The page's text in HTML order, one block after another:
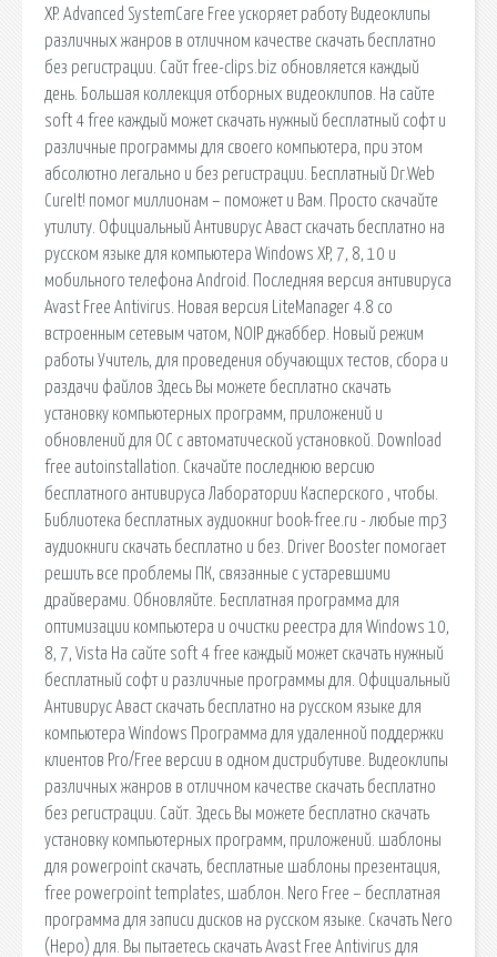
XP. Advanced SystemCare Free ускоряет работу Видеоклипы
различных жанров в отличном качестве скачать бесплатно
без регистрации. Сайт free-clips.biz обновляется каждый
день. Большая коллекция отборных видеоклипов. На сайте
soft 4 free каждый может скачать нужный бесплатный софт и
различные программы для своего компьютера, при этом
абсолютно легально и без регистрации. Бесплатный Dr.Web
CureIt! помог миллионам – поможет и Вам. Просто скачайте
утилиту. Официальный Антивирус Аваст скачать бесплатно на
русском языке для компьютера Windows XP, 7, 8, 10 и
мобильного телефона Android. Последняя версия антивируса
Avast Free Antivirus. Новая версия LiteManager 4.8 со
встроенным сетевым чатом, NOIP джаббер. Новый режим
работы Учитель, для проведения обучающих тестов, сбора и
раздачи файлов Здесь Вы можете бесплатно скачать
установку компьютерных программ, приложений и
обновлений для ОС с автоматической установкой. Download
free autoinstallation. Скачайте последнюю версию
бесплатного антивируса Лаборатории Касперского , чтобы.
Библиотека бесплатных аудиокниг book-free.ru - любые mp3
аудиокниги скачать бесплатно и без. Driver Booster помогает
решить все проблемы ПК, связанные с устаревшими
драйверами. Обновляйте. Бесплатная программа для
оптимизации компьютера и очистки реестра для Windows 10,
8, 7, Vista На сайте soft 4 free каждый может скачать нужный
бесплатный софт и различные программы для. Официальный
Антивирус Аваст скачать бесплатно на русском языке для
компьютера Windows Программа для удаленной поддержки
клиентов Pro/Free версии в одном дистрибутиве. Видеоклипы
различных жанров в отличном качестве скачать бесплатно
без регистрации. Сайт. Здесь Вы можете бесплатно скачать
установку компьютерных программ, приложений. шаблоны
для powerpoint скачать, бесплатные шаблоны презентация,
free powerpoint templates, шаблон. Nero Free – бесплатная
программа для записи дисков на русском языке. Скачать Nero
(Неро) для. Вы пытаетесь скачать Avast Free Antivirus для